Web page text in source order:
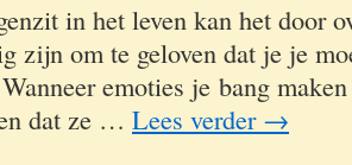
in het leven kan het door
zijn om te geloven dat je je
emoties je bang
dat ze … Lees verder →